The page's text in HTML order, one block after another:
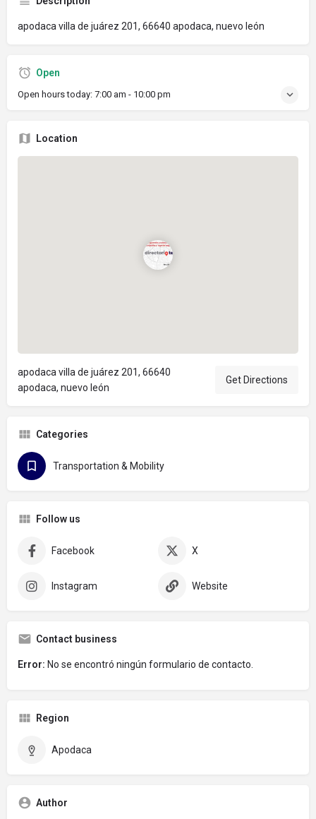
apodaca villa de juárez 201, 66640 apodaca, nuevo león
Open
Open hours today: 7:00 am - 10:00 pm
Location
apodaca villa de juárez 201, 66640
apodaca, nuevo león
Get Directions
Categories
Transportation & Mobility
Follow us
Facebook X
Instagram Website
Contact business
Error: No se encontró ningún formulario de contacto.
Region
Apodaca
Author